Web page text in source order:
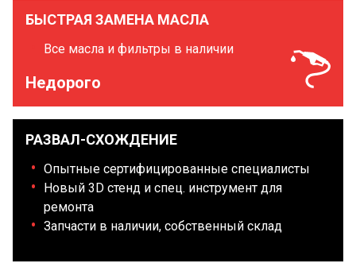
БЫСТРАЯ ЗАМЕНА МАСЛА
Все масла и фильтры в наличии
Недорого
РАЗВАЛ-СХОЖДЕНИЕ
Опытные сертифицированные специалисты
Новый 3D стенд и спец. инструмент для
ремонта
Запчасти в наличии, собственный склад